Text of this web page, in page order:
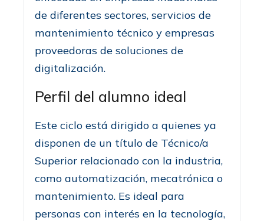
de diferentes sectores, servicios de
mantenimiento técnico y empresas
proveedoras de soluciones de
digitalización.
Perfil del alumno ideal
Este ciclo está dirigido a quienes ya
disponen de un título de Técnico/a
Superior relacionado con la industria,
como automatización, mecatrónica o
mantenimiento. Es ideal para
personas con interés en la tecnología,